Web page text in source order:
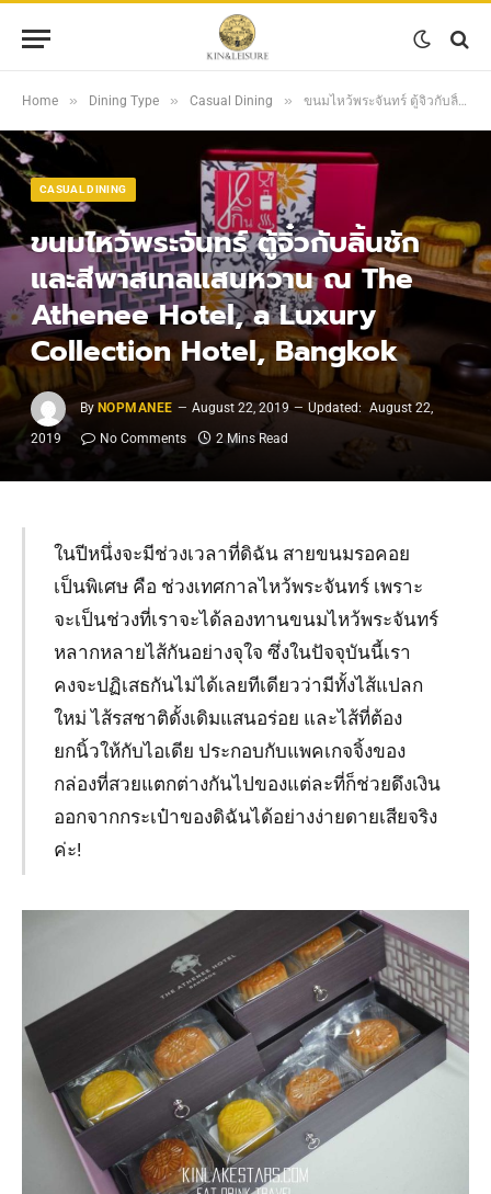
Home » Dining Type » Casual Dining » ขนมไหว้พระจันทร์ ตู้จิ๋วกับลิ้นชักและสีพาสเทลแสนหวาน ณ The Athenee Hotel, a Luxury Collection Hotel, Bangkok
CASUAL DINING
ขนมไหว้พระจันทร์ ตู้จิ๋วกับลิ้นชัก
และสีพาสเทลแสนหวาน ณ The
Athenee Hotel, a Luxury
Collection Hotel, Bangkok
By NOPMANEE August 22, 2019 Updated: August 22,
2019
No Comments 2 Mins Read
ในปีหนึ่งจะมีช่วงเวลาที่ดิฉัน สายขนมรอคอย
เป็นพิเศษ คือ ช่วงเทศกาลไหว้พระจันทร์ เพราะ
จะเป็นช่วงที่เราจะได้ลองทานขนมไหว้พระจันทร์
หลากหลายไส้กันอย่างจุใจ ซึ่งในปัจจุบันนี้เรา
คงจะปฏิเสธกันไม่ได้เลยทีเดียวว่ามีทั้งไส้แปลก
ใหม่ ไส้รสชาติดั้งเดิมแสนอร่อย และไส้ที่ต้อง
ยกนิ้วให้กับไอเดีย ประกอบกับแพคเกจจิ้งของ
กล่องที่สวยแตกต่างกันไปของแต่ละที่ก็ช่วยดึงเงิน
ออกจากกระเป๋าของดิฉันได้อย่างง่ายดายเสียจริง
ค่ะ!